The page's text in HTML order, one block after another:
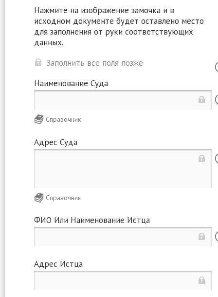
Нажмите на изображение замочка и в
исходном документе будет оставлено место
для заполнения от руки соответствующих
данных.
Заполнить все поля позже
Наименование Суда
Справочник
Адрес Суда
Справочник
ФИО Или Наименование Истца
Адрес Истца